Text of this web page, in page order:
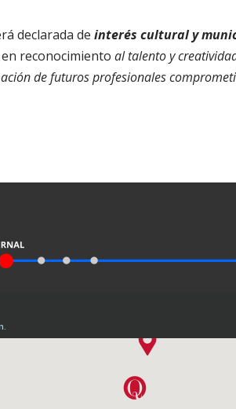
declarada de interés cultural y
reconocimiento al talento y
de futuros profesionales